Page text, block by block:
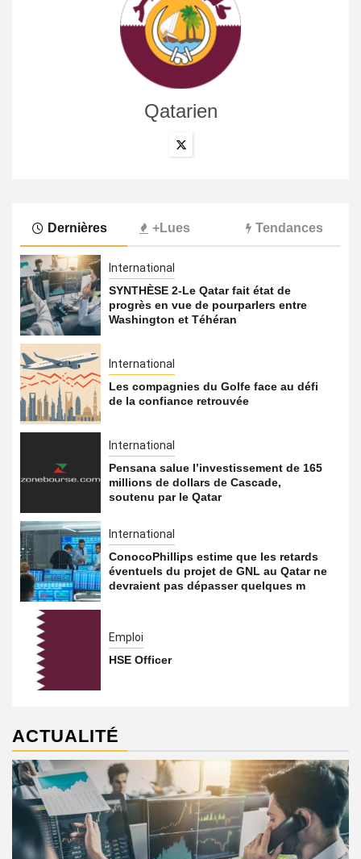
Qatarien
Dernières +Lues Tendances
International
SYNTHÈSE 2-Le Qatar fait état de
progrès en vue de pourparlers entre
Washington et Téhéran
International
Les compagnies du Golfe face au défi
de la confiance retrouvée
International
Pensana salue l’investissement de 165
millions de dollars de Cascade,
soutenu par le Qatar
International
ConocoPhillips estime que les retards
éventuels du projet de GNL au Qatar ne
devraient pas dépasser quelques m
Emploi
HSE Officer
ACTUALITÉ